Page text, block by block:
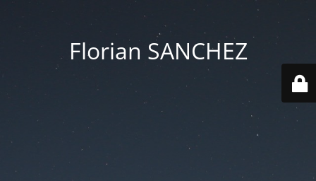
Florian SANCHEZ